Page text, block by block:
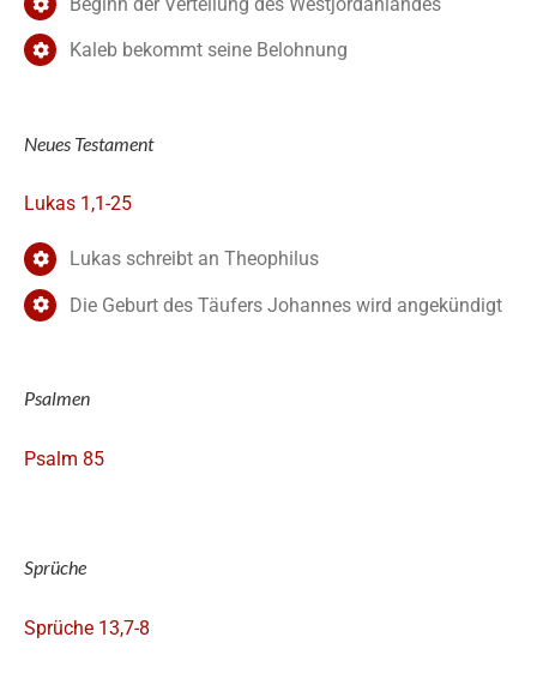
Kaleb bekommt seine Belohnung
Neues Testament
Lukas 1,1-25
Lukas schreibt an Theophilus
Die Geburt des Täufers Johannes wird angekündigt
Psalmen
Psalm 85
Sprüche
Sprüche 13,7-8